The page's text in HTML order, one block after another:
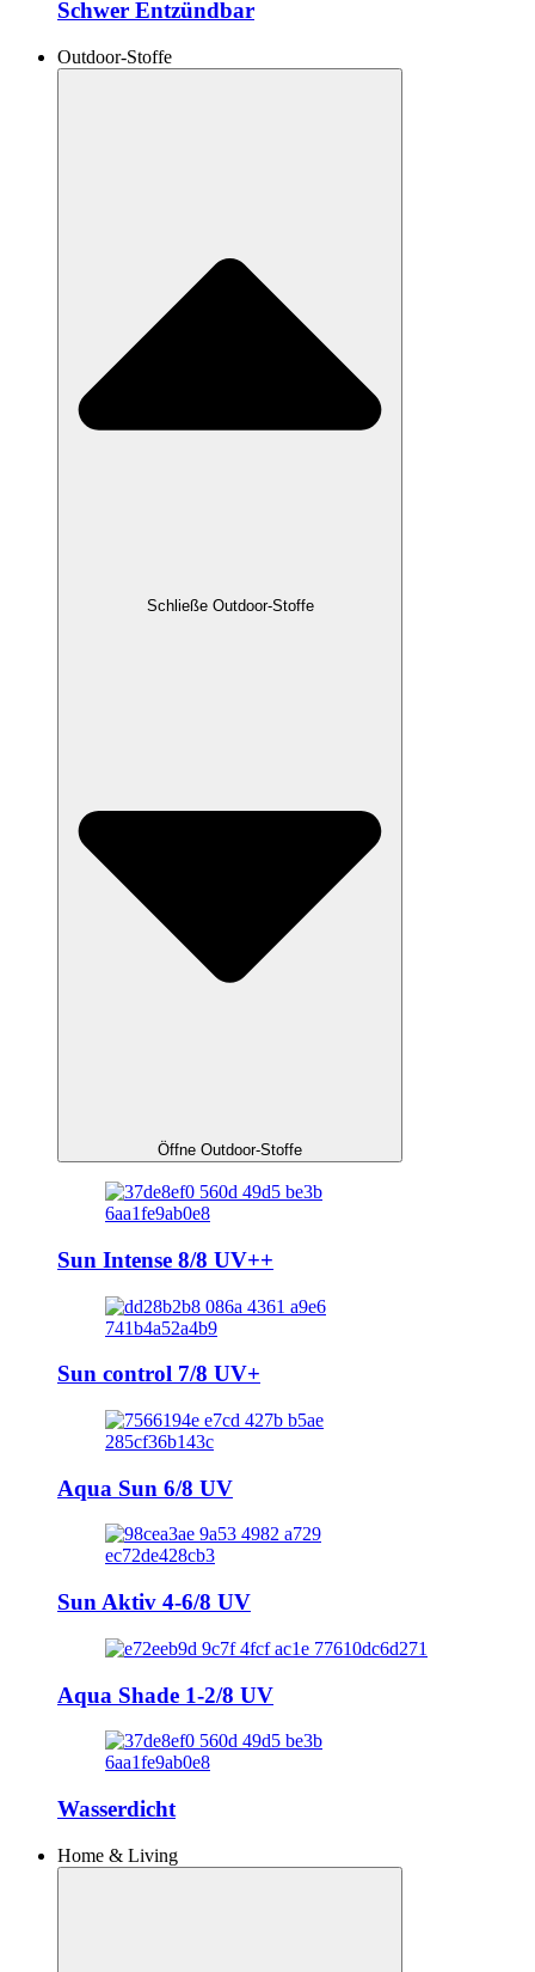
Schwer Entzündbar
Outdoor-Stoffe
Schließe Outdoor-Stoffe
Öffne Outdoor-Stoffe
Sun Intense 8/8 UV++
Sun control 7/8 UV+
Aqua Sun 6/8 UV
Sun Aktiv 4-6/8 UV
Aqua Shade 1-2/8 UV
Wasserdicht
Home & Living